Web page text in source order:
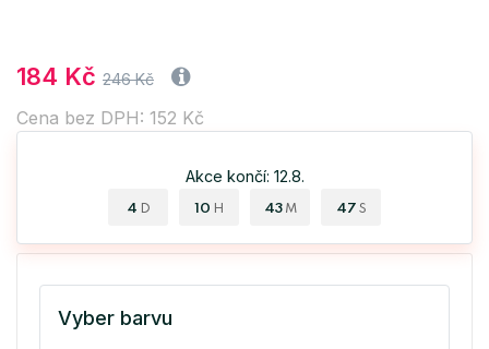
184 Kč 246 Kč
Cena bez DPH: 152 Kč
Akce končí: 12.8.
4 D 10 H 43 M 47 S
Vyber barvu